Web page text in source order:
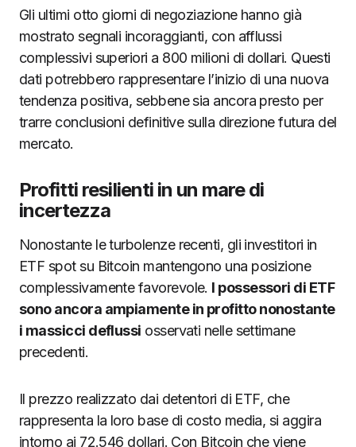
Gli ultimi otto giorni di negoziazione hanno già
mostrato segnali incoraggianti, con afflussi
complessivi superiori a 800 milioni di dollari. Questi
dati potrebbero rappresentare l’inizio di una nuova
tendenza positiva, sebbene sia ancora presto per
trarre conclusioni definitive sulla direzione futura del
mercato.
Profitti resilienti in un mare di
incertezza
Nonostante le turbolenze recenti, gli investitori in
ETF spot su Bitcoin mantengono una posizione
complessivamente favorevole. I possessori di ETF
sono ancora ampiamente in profitto nonostante
i massicci deflussi osservati nelle settimane
precedenti.
Il prezzo realizzato dai detentori di ETF, che
rappresenta la loro base di costo media, si aggira
intorno ai 72.546 dollari. Con Bitcoin che viene